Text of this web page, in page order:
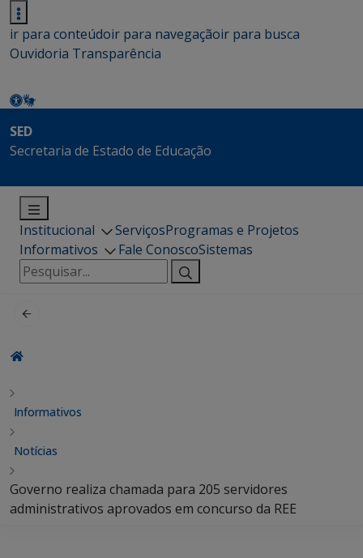
ir para conteúdoir para navegaçãoir para busca
Ouvidoria Transparência
SED
Secretaria de Estado de Educação
Institucional ServiçosProgramas e Projetos
Informativos
Fale ConoscoSistemas
Pesquisar
por:
Informativos
Notícias
Governo realiza chamada para 205 servidores
administrativos aprovados em concurso da REE